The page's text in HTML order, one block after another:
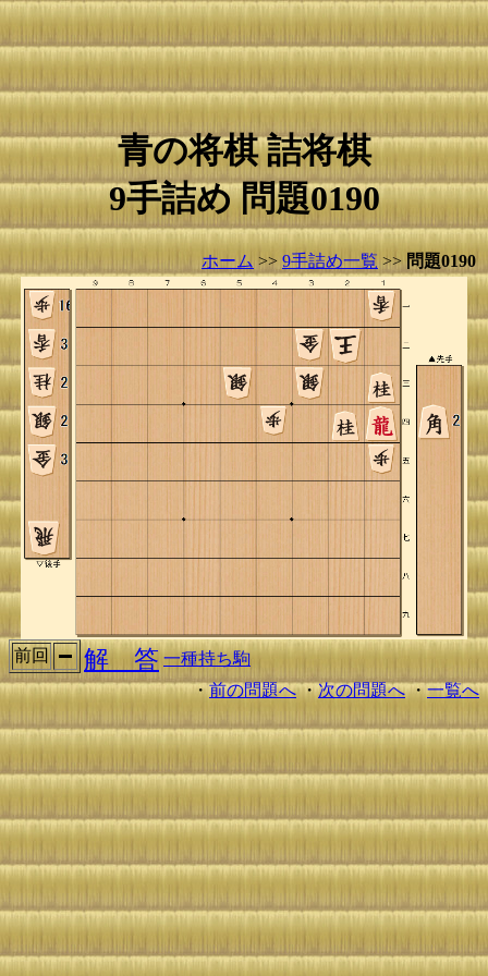
青の将棋 詰将棋
9手詰め 問題0190
ホーム >> 9手詰め一覧 >> 問題0190
前回 解 答 一種持ち駒
・前の問題へ・次の問題へ・一覧へ